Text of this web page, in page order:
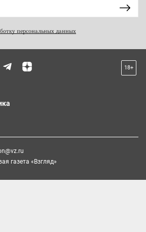
персональных данных
18+
газета «Взгляд»